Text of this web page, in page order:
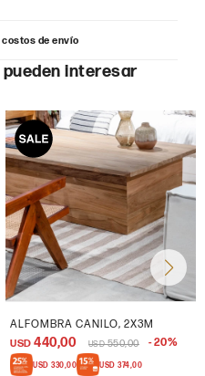
de envío
interesar
ALFOMBRA CANILO, 2X3M
USD 440,00 USD 550,00 20
USD 330,00 USD 374,00